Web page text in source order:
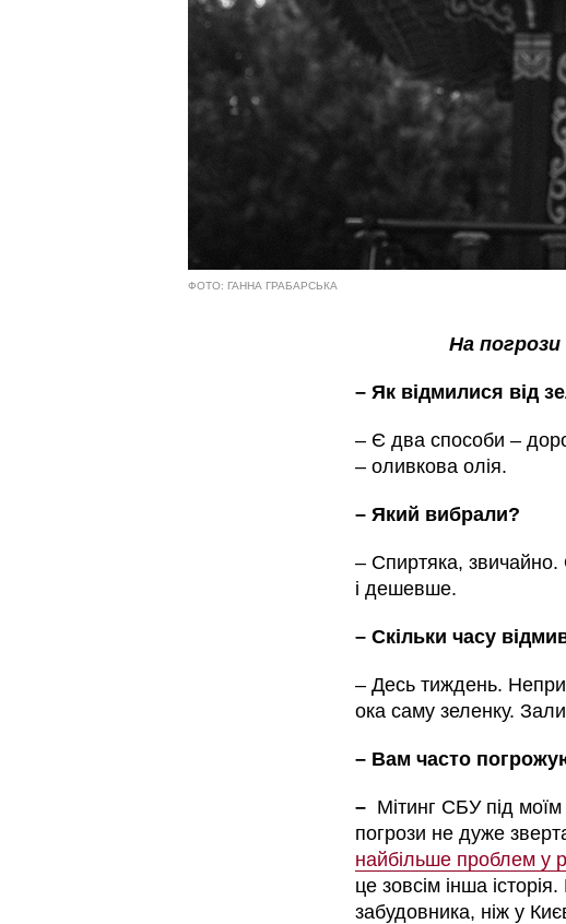
ФОТО: ГАННА ГРАБАРСЬКА
На
– Як відмилися від
– Є два способи –
– оливкова олія.
– Який вибрали?
– Спиртяка, звичайно.
і дешевше.
– Скільки часу
– Десь тиждень.
ока саму зеленку.
– Вам часто
– Мітинг СБУ під
погрози не дуже
найбільше проблем у
це зовсім інша
забудовника, ніж у